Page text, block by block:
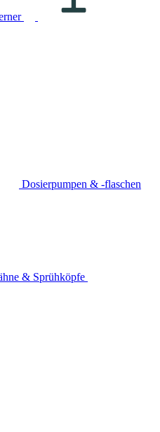
Dosierpumpen & -flaschen
& Sprühköpfe